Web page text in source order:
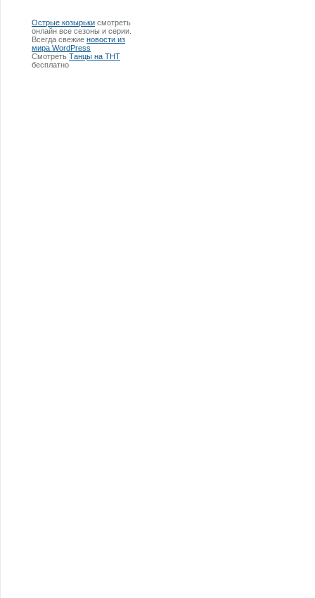
Острые козырьки смотреть
онлайн все сезоны и серии.
Всегда свежие новости из
мира WordPress
Смотреть Танцы на ТНТ
бесплатно